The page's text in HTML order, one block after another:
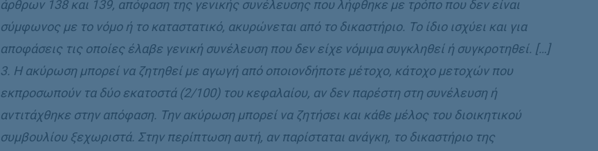
άρθρων 138 και 139, απόφαση της γενικής συνέλευσης που λήφθηκε με τρόπο που δεν είναι
σύμφωνος με το νόμο ή το καταστατικό, ακυρώνεται από το δικαστήριο. Το ίδιο ισχύει και για
αποφάσεις τις οποίες έλαβε γενική συνέλευση που δεν είχε νόμιμα συγκληθεί ή συγκροτηθεί. […]
3. Η ακύρωση μπορεί να ζητηθεί με αγωγή από οποιονδήποτε μέτοχο, κάτοχο μετοχών που
εκπροσωπούν τα δύο εκατοστά (2/100) του κεφαλαίου, αν δεν παρέστη στη συνέλευση ή
αντιτάχθηκε στην απόφαση. Την ακύρωση μπορεί να ζητήσει και κάθε μέλος του διοικητικού
συμβουλίου ξεχωριστά. Στην περίπτωση αυτή, αν παρίσταται ανάγκη, το δικαστήριο της